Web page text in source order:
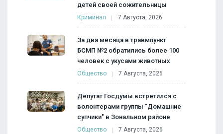
детей своей сожительницы
Криминал 7 Августа, 2026
За два месяца в травмпункт
БСМП №2 обратились более 100
человек с укусами животных
Общество 7 Августа, 2026
Депутат Госдумы встретился с
волонтерами группы "Домашние
супчики" в Зональном районе
Общество 7 Августа, 2026